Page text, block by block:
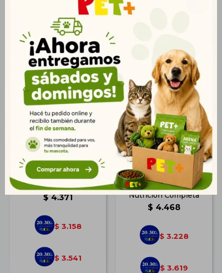
Productos que te pueden interesar
N&D Tropical Can Pup
Md/Mx Sui 10 Kg
$ 4.371
$ 3.158
$ 3.541
Frost Adulto
Mediano/Grande 15kg |
Nutrición Completa
$ 4.468
$ 3.228
$ 3.619